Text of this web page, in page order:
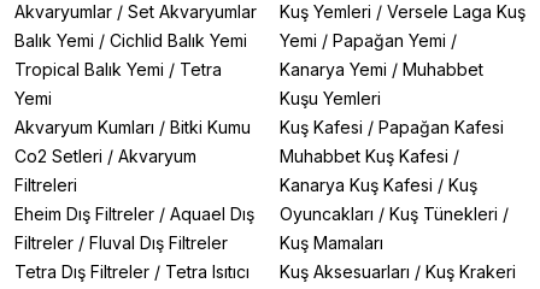
Akvaryumlar / Set Akvaryumlar
Balık Yemi / Cichlid Balık Yemi
Tropical Balık Yemi / Tetra
Yemi
Akvaryum Kumları / Bitki Kumu
Co2 Setleri / Akvaryum
Filtreleri
Eheim Dış Filtreler / Aquael Dış
Filtreler / Fluval Dış Filtreler
Tetra Dış Filtreler / Tetra Isıtıcı
Kuş Yemleri / Versele Laga Kuş
Yemi / Papağan Yemi /
Kanarya Yemi / Muhabbet
Kuşu Yemleri
Kuş Kafesi / Papağan Kafesi
Muhabbet Kuş Kafesi /
Kanarya Kuş Kafesi / Kuş
Oyuncakları / Kuş Tünekleri /
Kuş Mamaları
Kuş Aksesuarları / Kuş Krakeri